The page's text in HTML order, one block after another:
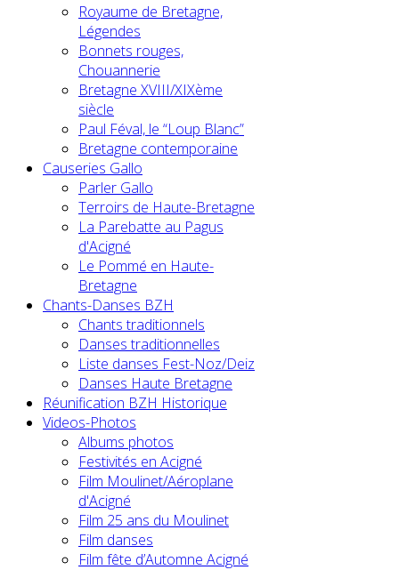
Royaume de Bretagne,
Légendes
Bonnets rouges,
Chouannerie
Bretagne XVIII/XIXème
siècle
Paul Féval, le “Loup Blanc”
Bretagne contemporaine
Causeries Gallo
Parler Gallo
Terroirs de Haute-Bretagne
La Parebatte au Pagus
d'Acigné
Le Pommé en Haute-
Bretagne
Chants-Danses BZH
Chants traditionnels
Danses traditionnelles
Liste danses Fest-Noz/Deiz
Danses Haute Bretagne
Réunification BZH Historique
Videos-Photos
Albums photos
Festivités en Acigné
Film Moulinet/Aéroplane
d'Acigné
Film 25 ans du Moulinet
Film danses
Film fête d’Automne Acigné